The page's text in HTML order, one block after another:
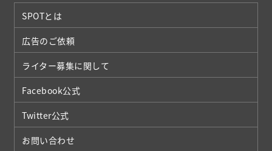
SPOTとは
広告のご依頼
ライター募集に関して
Facebook公式
Twitter公式
お問い合わせ